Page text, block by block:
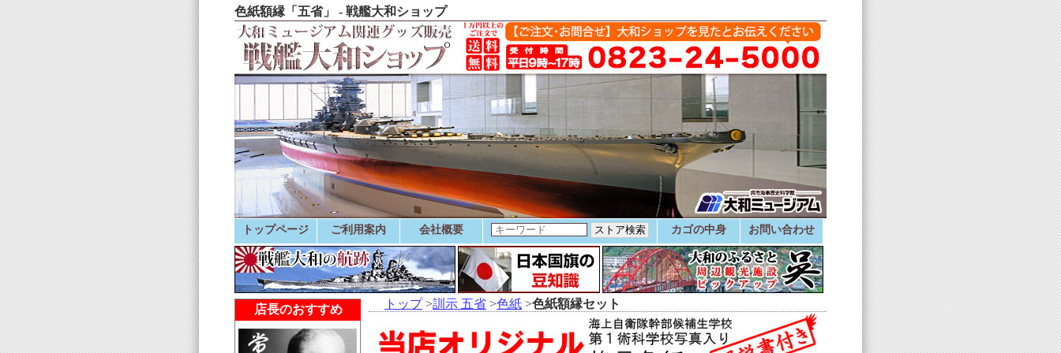
色紙額縁「五省」 - 戦艦大和ショップ
トップページ ご利用案内 会社概要 カゴの中身 お問い合わせ
店長のおすすめ トップ>訓示 五省 >色紙 >色紙額縁セット